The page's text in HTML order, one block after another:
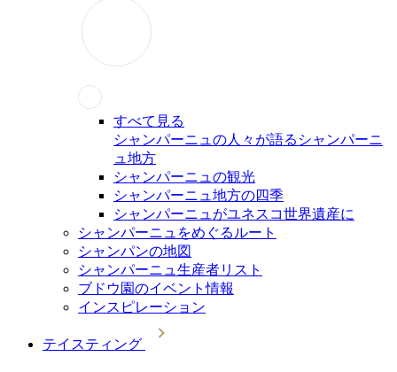
すべて見る
シャンパーニュの人々が語るシャンパーニ
ュ地方
シャンパーニュの観光
シャンパーニュ地方の四季
シャンパーニュがユネスコ世界遺産に
シャンパーニュをめぐるルート
シャンパンの地図
シャンパーニュ生産者リスト
ブドウ園のイベント情報
インスピレーション
テイスティング